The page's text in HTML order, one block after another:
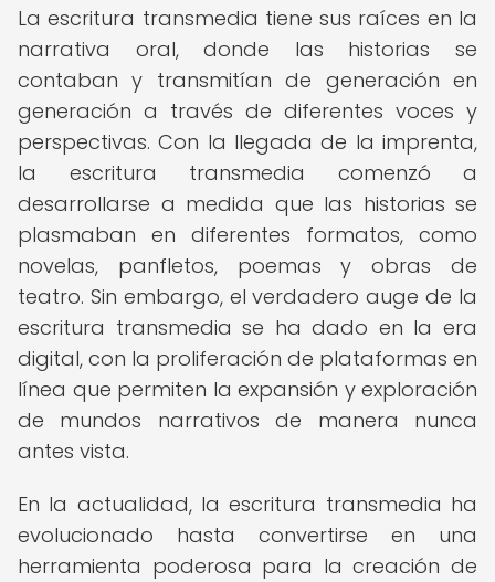
La escritura transmedia tiene sus raíces en la
narrativa oral, donde las historias se
contaban y transmitían de generación en
generación a través de diferentes voces y
perspectivas. Con la llegada de la imprenta,
la escritura transmedia comenzó a
desarrollarse a medida que las historias se
plasmaban en diferentes formatos, como
novelas, panfletos, poemas y obras de
teatro. Sin embargo, el verdadero auge de la
escritura transmedia se ha dado en la era
digital, con la proliferación de plataformas en
línea que permiten la expansión y exploración
de mundos narrativos de manera nunca
antes vista.
En la actualidad, la escritura transmedia ha
evolucionado hasta convertirse en una
herramienta poderosa para la creación de